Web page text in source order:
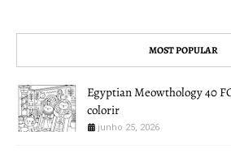
MOST POPULAR
Egyptian Meowthology 40
colorir
junho 25, 2026